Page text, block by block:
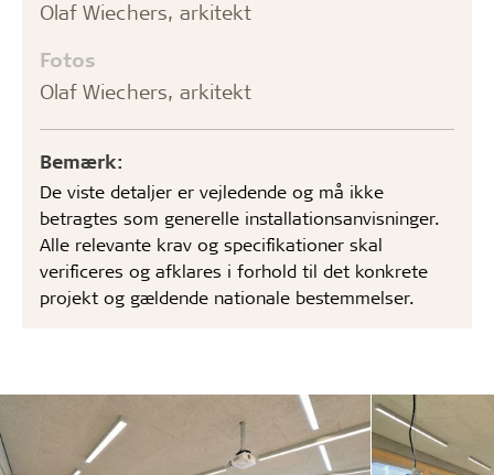
Olaf Wiechers, arkitekt
Fotos
Olaf Wiechers, arkitekt
Bemærk:
De viste detaljer er vejledende og må ikke
betragtes som generelle installationsanvisninger.
Alle relevante krav og specifikationer skal
verificeres og afklares i forhold til det konkrete
projekt og gældende nationale bestemmelser.